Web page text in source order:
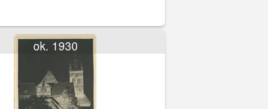
ok. 1930